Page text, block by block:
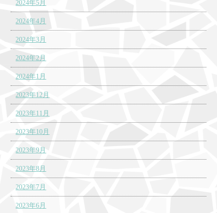
2024年5月
2024年4月
2024年3月
2024年2月
2024年1月
2023年12月
2023年11月
2023年10月
2023年9月
2023年8月
2023年7月
2023年6月